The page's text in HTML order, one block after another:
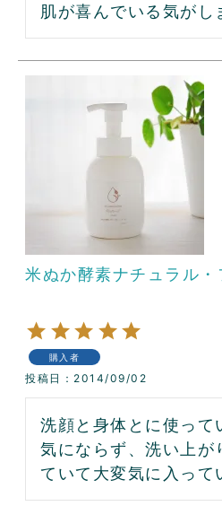
肌が喜んでいる気がし
米ぬか酵素ナチュラル
購入者
投稿日 2014/09/02
洗顔と身体とに使って
気にならず、洗い上が
ていて大変気に入って